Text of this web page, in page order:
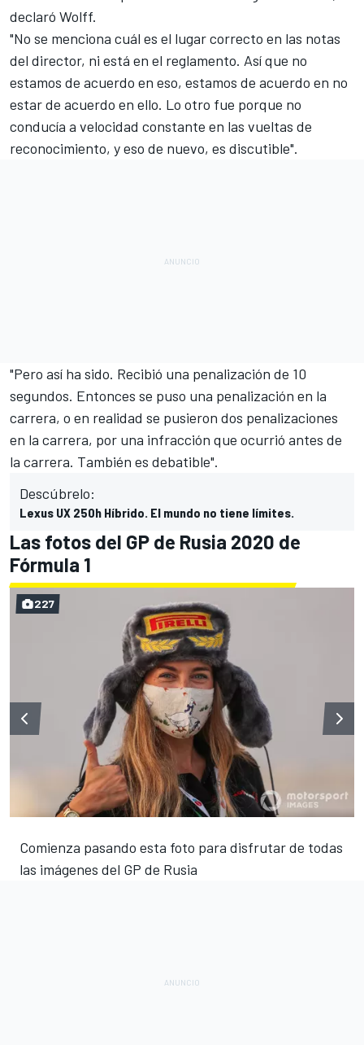
declaró Wolff.
"No se menciona cuál es el lugar correcto en las notas
del director, ni está en el reglamento. Así que no
estamos de acuerdo en eso, estamos de acuerdo en no
estar de acuerdo en ello. Lo otro fue porque no
conducía a velocidad constante en las vueltas de
reconocimiento, y eso de nuevo, es discutible".
"Pero así ha sido. Recibió una penalización de 10
segundos. Entonces se puso una penalización en la
carrera, o en realidad se pusieron dos penalizaciones
en la carrera, por una infracción que ocurrió antes de
la carrera. También es debatible".
Descúbrelo:
Lexus UX 250h Híbrido. El mundo no tiene límites.
Las fotos del GP de Rusia 2020 de
Fórmula 1
Comienza pasando esta foto para disfrutar de todas
las imágenes del GP de Rusia
227